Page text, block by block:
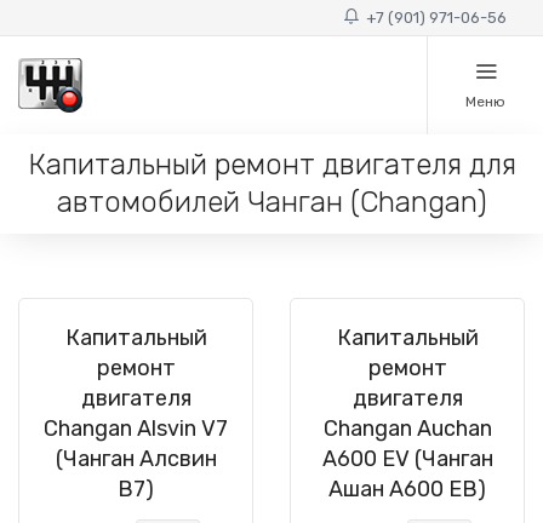
+7 (901) 971-06-56
Меню
Капитальный ремонт двигателя для
автомобилей Чанган (Changan)
Капитальный
ремонт
двигателя
Changan Alsvin V7
(Чанган Алсвин
В7)
Капитальный
ремонт
двигателя
Changan Auchan
A600 EV (Чанган
Ашан А600 ЕВ)